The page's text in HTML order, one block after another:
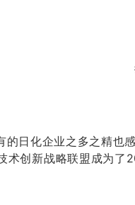
的日化企业之多之精也
术创新战略联盟 成为了